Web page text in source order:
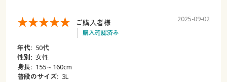
ご購入者様
購入確認済み
2025-09-02
年代: 50代
性別: 女性
身長: 155～160cm
普段のサイズ: 3L